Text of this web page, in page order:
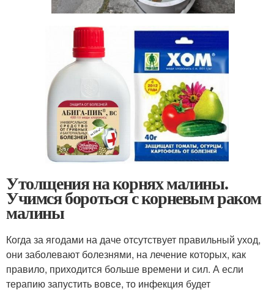
Утолщения на корнях малины.
Учимся бороться с корневым раком
малины
Когда за ягодами на даче отсутствует правильный уход,
они заболевают болезнями, на лечение которых, как
правило, приходится больше времени и сил. А если
терапию запустить вовсе, то инфекция будет